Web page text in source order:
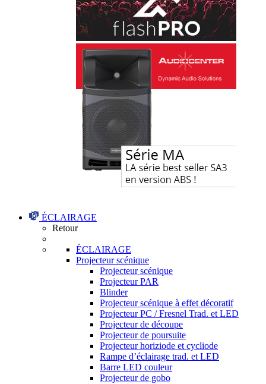
ÉCLAIRAGE
Retour
ÉCLAIRAGE
Projecteur scénique
Projecteur scénique
Projecteur PAR
Blinder
Projecteur scénique à effet décoratif
Projecteur PC / Fresnel Trad. et LED
Projecteur de découpe
Projecteur de poursuite
Projecteur horiziode et cycliode
Rampe d’éclairage trad. et LED
Barre LED couleur
Projecteur de gobo